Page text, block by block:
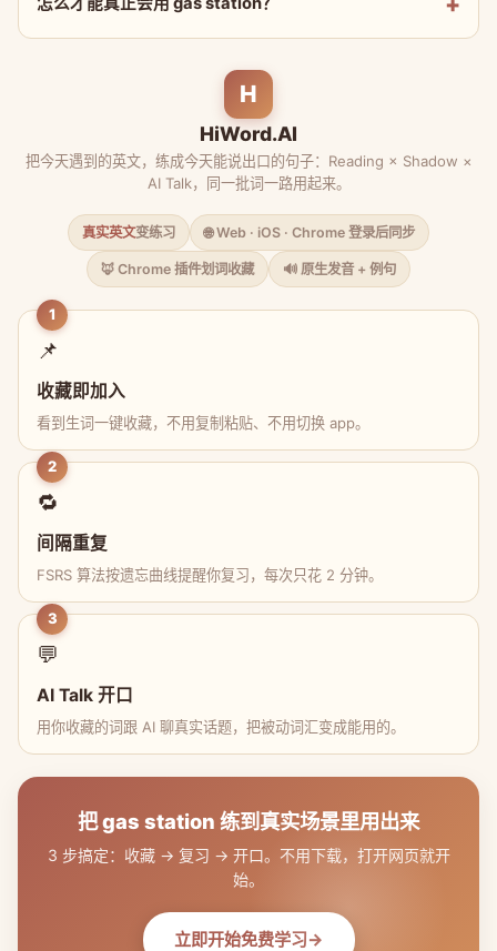
H
HiWord.AI
把今天遇到的英文，练成今天能说出口的句子：Reading × Shadow ×
AI Talk，同一批词一路用起来。
真实英文变练习 🌐 Web · iOS · Chrome 登录后同步
🦊 Chrome 插件划词收藏 🔊 原生发音 + 例句
1
📌
收藏即加入
看到生词一键收藏，不用复制粘贴、不用切换 app。
2
🔁
间隔重复
FSRS 算法按遗忘曲线提醒你复习，每次只花 2 分钟。
3
💬
AI Talk 开口
用你收藏的词跟 AI 聊真实话题，把被动词汇变成能用的。
把 gas station 练到真实场景里用出来
3 步搞定：收藏 → 复习 → 开口。不用下载，打开网页就开
始。
立即开始免费学习